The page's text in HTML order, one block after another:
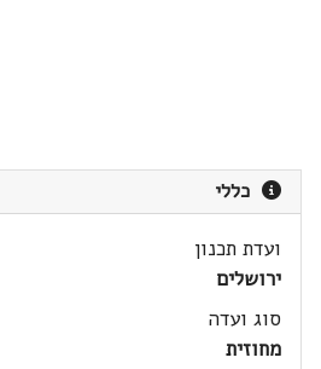
כללי
ועדת תכנון
ירושלים
סוג ועדה
מחוזית